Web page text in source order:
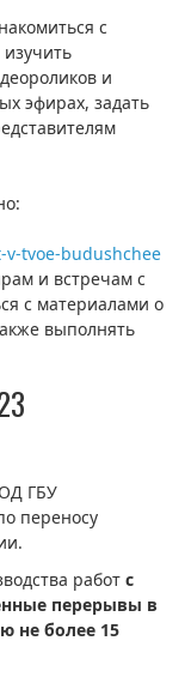
с
и
эфирах, задать
tvoe-budushchee
и встречам с
с материалами о
выполнять
ГБУ
переносу
работ с
перерывы в
не более 15